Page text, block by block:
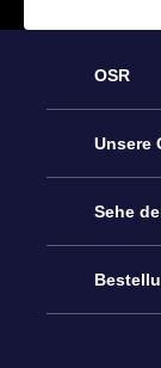
OSR
Service
Kontakt
Blog
Unsere
Sterne
OSR-
Sehe